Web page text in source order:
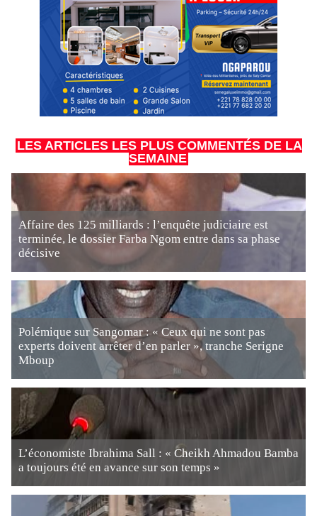
LES ARTICLES LES PLUS COMMENTÉS DE LA
SEMAINE
Affaire des 125 milliards : l’enquête judiciaire est
terminée, le dossier Farba Ngom entre dans sa phase
décisive
Polémique sur Sangomar : « Ceux qui ne sont pas
experts doivent arrêter d’en parler », tranche Serigne
Mboup
L’économiste Ibrahima Sall : « Cheikh Ahmadou Bamba
a toujours été en avance sur son temps »